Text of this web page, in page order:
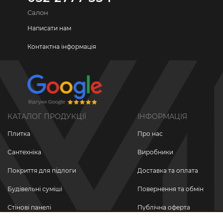
Салон
Написати нам
Контактна інформація
КАТАЛОГ ПРОДУКЦІЇ
Плитка
Сантехніка
Покриття для підлоги
Будівельні суміші
Стінові панелі
ІНФОРМАЦІЯ
Про нас
Виробники
Доставка та оплата
Повернення та обмін
Публічна оферта